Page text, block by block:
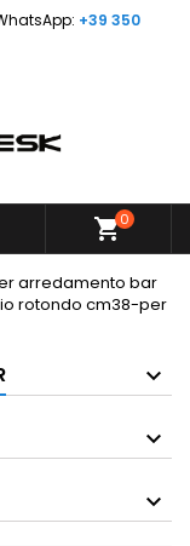
+39 350
shopping_cart0
arredamento bar
rotondo cm38-per